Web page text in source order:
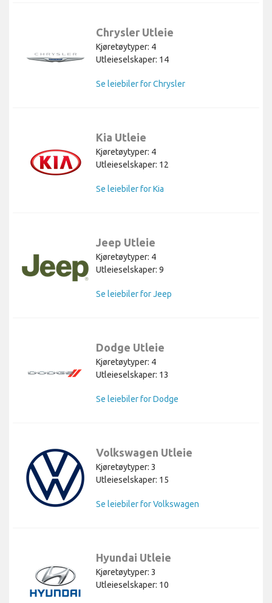
Chrysler Utleie
Kjøretøytyper: 4
Utleieselskaper: 14
Se leiebiler for Chrysler
Kia Utleie
Kjøretøytyper: 4
Utleieselskaper: 12
Se leiebiler for Kia
Jeep Utleie
Kjøretøytyper: 4
Utleieselskaper: 9
Se leiebiler for Jeep
Dodge Utleie
Kjøretøytyper: 4
Utleieselskaper: 13
Se leiebiler for Dodge
Volkswagen Utleie
Kjøretøytyper: 3
Utleieselskaper: 15
Se leiebiler for Volkswagen
Hyundai Utleie
Kjøretøytyper: 3
Utleieselskaper: 10